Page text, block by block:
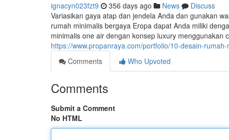
ignacyn023fzt9 356 days ago News
Discuss
Variasikan gaya atap dan jendela Anda dan gunakan
rumah minimalis bergaya Eropa dapat Anda miliki
minimalis one air dengan konsep luxury menggunakan
https://www.propanraya.com/portfolio/10-desain-
Comments
Who Upvoted
Comments
Submit a Comment
No HTML